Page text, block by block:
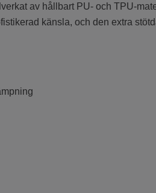
av hållbart PU- och TPU-
känsla, och den extra